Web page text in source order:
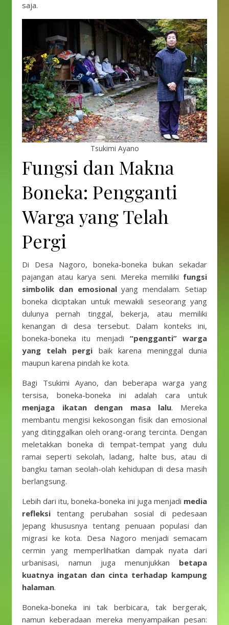
saja.
Tsukimi Ayano
Fungsi dan Makna
Boneka: Pengganti
Warga yang Telah
Pergi
Di Desa Nagoro, boneka-boneka bukan sekadar
pajangan atau karya seni. Mereka memiliki fungsi
simbolik dan emosionalyang mendalam. Setiap
boneka diciptakan untuk mewakili seseorang yang
dulunya pernah tinggal, bekerja, atau memiliki
kenangan di desa tersebut. Dalam konteks ini,
boneka-boneka itu menjadi “pengganti” warga
yang telah pergi baik karena meninggal dunia
maupun karena pindah ke kota.
Bagi Tsukimi Ayano, dan beberapa warga yang
tersisa, boneka-boneka ini adalah cara untuk
menjaga ikatan dengan masa lalu. Mereka
membantu mengisi kekosongan fisik dan emosional
yang ditinggalkan oleh orang-orang tercinta. Dengan
meletakkan boneka di tempat-tempat yang dulu
ramai seperti sekolah, ladang, halte bus, atau di
bangku taman seolah-olah kehidupan di desa masih
berlangsung.
Lebih dari itu, boneka-boneka ini juga menjadi media
refleksi tentang perubahan sosial di pedesaan
Jepang khususnya tentang penuaan populasi dan
migrasi ke kota. Desa Nagoro menjadi semacam
cermin yang memperlihatkan dampak nyata dari
urbanisasi, namun juga menunjukkan betapa
kuatnya ingatan dan cinta terhadap kampung
halaman.
Boneka-boneka ini tak berbicara, tak bergerak,
namun keberadaan mereka menyampaikan pesan: